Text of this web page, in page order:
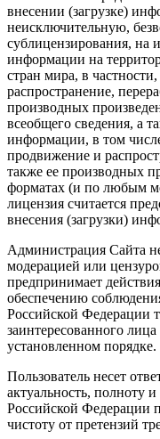
внесении (загрузке)
неисключительную,
сублицензирования, на
информации на
стран мира, в
распространение,
производных
всеобщего сведения, а
информации, в том
продвижение и
также ее производных
форматах (и по любым
лицензия считается
внесения (загрузки)
Администрация Сайта
модерацией или
предпринимает
обеспечению
Российской Федерации
заинтересованного
установленном порядке.
Пользователь несет
актуальность, полноту и
Российской Федерации
чистоту от претензий